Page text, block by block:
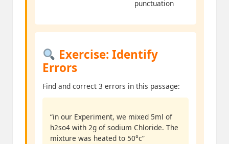
punctuation
Exercise: Identify
Errors
Find and correct 3 errors in this passage:
“in our Experiment, we mixed 5ml of
h2so4 with 2g of sodium Chloride. The
mixture was heated to 50°c”